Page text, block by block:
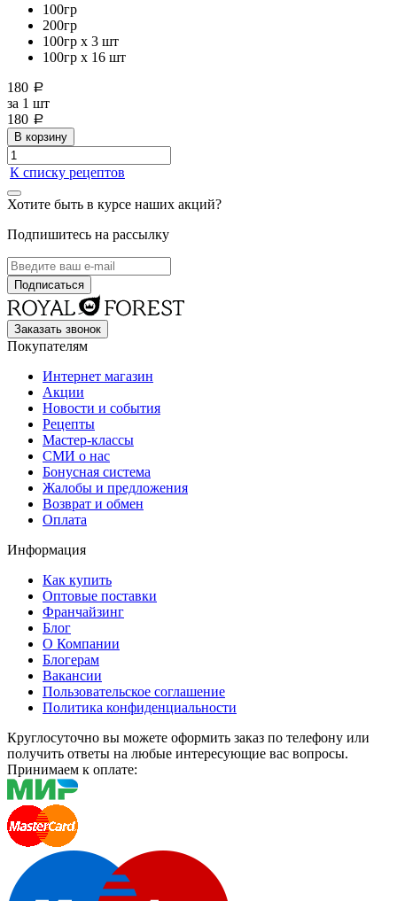
100гр
200гр
100гр х 3 шт
100гр х 16 шт
180 a
за 1 шт
180 a
В корзину
К списку рецептов
Хотите быть в курсе наших акций?
Подпишитесь на рассылку
Заказать звонок
Покупателям
Интернет магазин
Акции
Новости и события
Рецепты
Мастер-классы
СМИ о нас
Бонусная система
Жалобы и предложения
Возврат и обмен
Оплата
Информация
Как купить
Оптовые поставки
Франчайзинг
Блог
О Компании
Блогерам
Вакансии
Пользовательское соглашение
Политика конфиденциальности
Круглосуточно вы можете оформить заказ по телефону или
получить ответы на любые интересующие вас вопросы.
Принимаем к оплате: